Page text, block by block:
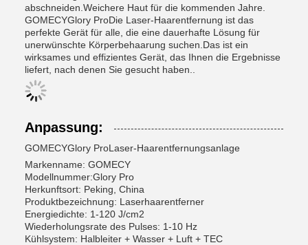
abschneiden.Weichere Haut für die kommenden Jahre.
GOMECYGlory ProDie Laser-Haarentfernung ist das
perfekte Gerät für alle, die eine dauerhafte Lösung für
unerwünschte Körperbehaarung suchen.Das ist ein
wirksames und effizientes Gerät, das Ihnen die Ergebnisse
liefert, nach denen Sie gesucht haben..
Anpassung:
GOMECYGlory ProLaser-Haarentfernungsanlage
Markenname: GOMECY
Modellnummer:Glory Pro
Herkunftsort: Peking, China
Produktbezeichnung: Laserhaarentferner
Energiedichte: 1-120 J/cm2
Wiederholungsrate des Pulses: 1-10 Hz
Kühlsystem: Halbleiter + Wasser + Luft + TEC